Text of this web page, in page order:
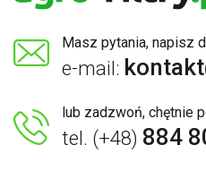
Masz pytania, napisz
e-mail:
lub zadzwoń, chętnie
tel. (+48) 884